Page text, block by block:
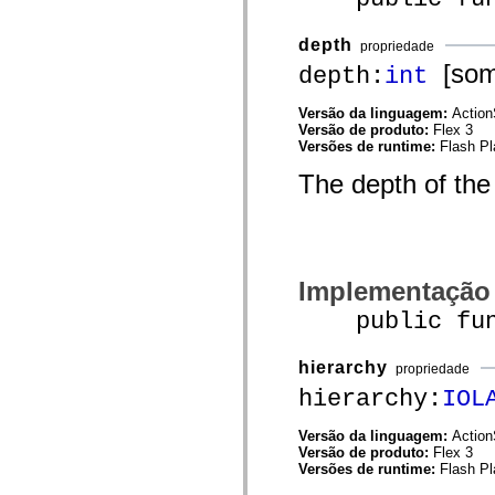
mx.automation.delegates.advancedDataGrid
mx.automation.delegates.controls.dataGridClasses
mx.automation.delegates.controls.fileSystemClasses
depth propriedade
depth: int
Versão da linguagem:
Versão de produto: Flex 3
Versões de runtime: Flash
The depth of
Implementação
public
hierarchy propriedade
hierarchy:
Versão da linguagem:
Versão de produto: Flex 3
Versões de runtime: Flash